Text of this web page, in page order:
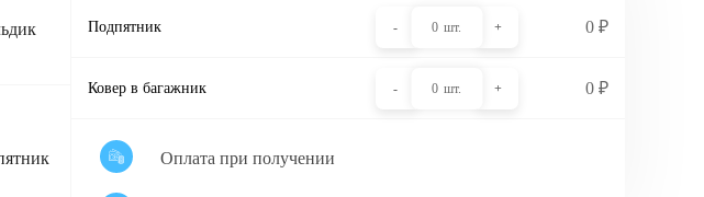
Подпятник - 0 шт. + 0₽
Ковер в багажник - 0 шт. + 0₽
Оплата при получении